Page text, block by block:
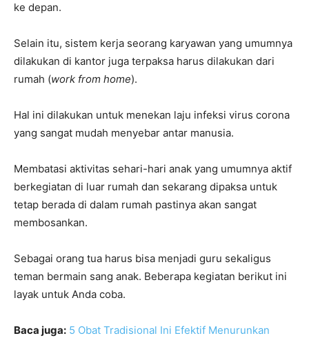
ke depan.
Selain itu, sistem kerja seorang karyawan yang umumnya
dilakukan di kantor juga terpaksa harus dilakukan dari
rumah (work from home).
Hal ini dilakukan untuk menekan laju infeksi virus corona
yang sangat mudah menyebar antar manusia.
Membatasi aktivitas sehari-hari anak yang umumnya aktif
berkegiatan di luar rumah dan sekarang dipaksa untuk
tetap berada di dalam rumah pastinya akan sangat
membosankan.
Sebagai orang tua harus bisa menjadi guru sekaligus
teman bermain sang anak. Beberapa kegiatan berikut ini
layak untuk Anda coba.
Baca juga: 5 Obat Tradisional Ini Efektif Menurunkan